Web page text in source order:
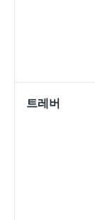
트레버